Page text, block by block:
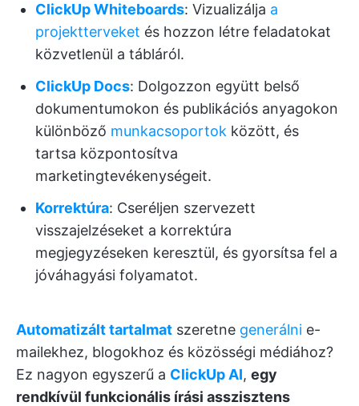
ClickUp Whiteboards: Vizualizálja a
projektterveket és hozzon létre feladatokat
közvetlenül a tábláról.
ClickUp Docs: Dolgozzon együtt belső
dokumentumokon és publikációs anyagokon
különböző munkacsoportok között, és
tartsa központosítva
marketingtevékenységeit.
Korrektúra: Cseréljen szervezett
visszajelzéseket a korrektúra
megjegyzéseken keresztül, és gyorsítsa fel a
jóváhagyási folyamatot.
Automatizált tartalmat szeretne generálni e-
mailekhez, blogokhoz és közösségi médiához?
Ez nagyon egyszerű a ClickUp AI, egy
rendkívül funkcionális írási asszisztens